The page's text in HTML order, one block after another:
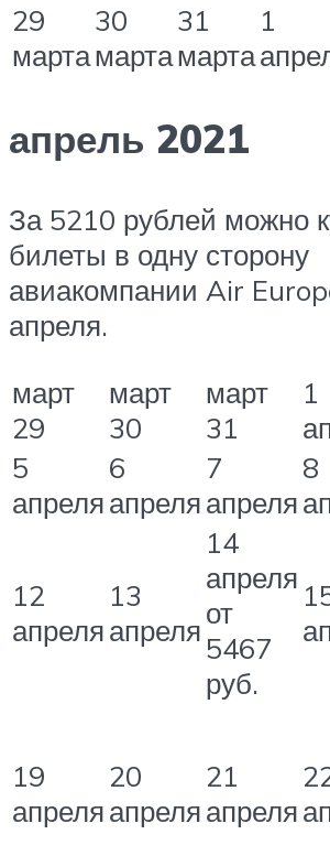
29
марта
30
марта
31
марта
1
апрель 2021
За 5210 рублей можно
билеты в одну сторону
авиакомпании Air
апреля.
март
29
март
30
март
31
1
5
апреля
6
апреля
7
апреля
8
12
апреля
13
апреля
14
апреля
от
5467
руб.
19
апреля
20
апреля
21
апреля